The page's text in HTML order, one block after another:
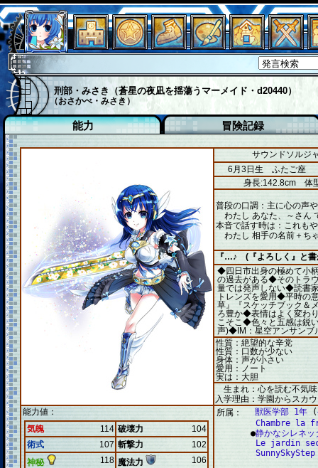
刑部・みさき（蒼星の夜凪を揺蕩うマーメイド・d20440）
（おさかべ・みさき）
能力 冒険記録
サウンドソルジ
6月3日生 ふたご座
身長:142.8cm 体
普段の口調：主に心の声
わたし あなた、～さん
本音で話す時は：これも
わたし 相手の名前＋ち
『…♪ (『よろしく』と書
◆四日市出身の極めて小
の過去がある◆そのトラ
量では発声しない◆読書
トレンズを愛用◆平時の
草』『スケッチブック＆
ろ豊か◆表情はよく変わ
こそこ◆色々と五感は鋭
声)◆IM：星空アンサンブ
性質：絶望的な辛党
性質：口数が少ない
身体：声が小さい
愛用：ノート
実は：大胆
生まれ：心を読む不気
入学理由：学園からスカ
能力値：
気魄
114 破壊力
104
術式
107 斬撃力
102
神秘
118 魔法力 106
所属： 獣医学部 1年 (
Chambre la
●静かなシレネッ
Le jardin
SunnySkyStep